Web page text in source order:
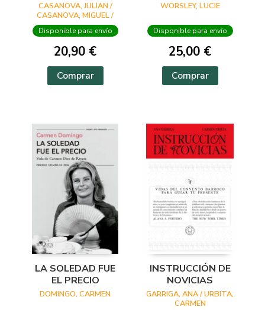
CASANOVA, JULIAN /
CASANOVA, MIGUEL /
ESQUEMBRE, CARLES
Disponible para envío
20,90 €
Comprar
WORSLEY, LUCIE
Disponible para envío
25,00 €
Comprar
LA SOLEDAD FUE
EL PRECIO
DOMINGO, CARMEN
INSTRUCCIÓN DE
NOVICIAS
GARRIGA, ANA / URBITA,
CARMEN